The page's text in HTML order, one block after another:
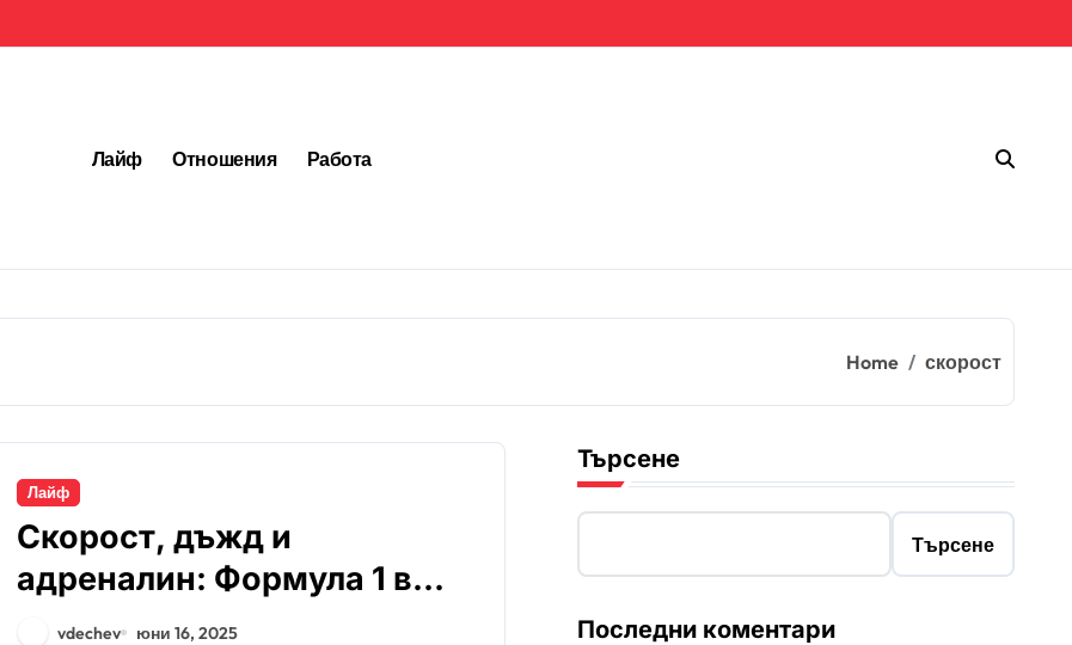
Лайф Отношения Работа
Home скорост
Лайф
Скорост, дъжд и
адреналин: Формула 1 в
Канада 2025
vdechev юни 16, 2025
Търсене
Търсене
Последни коментари